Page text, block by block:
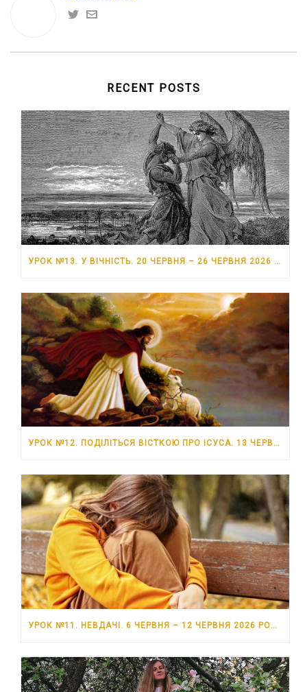
RECENT POSTS
УРОК №13. У ВІЧНІСТЬ. 20 ЧЕРВНЯ – 26 ЧЕРВНЯ 2026 РОКУ
УРОК №12. ПОДІЛІТЬСЯ ВІСТКОЮ ПРО ІСУСА. 13 ЧЕРВНЯ – 19 ЧЕРВНЯ 2026 РОКУ
УРОК №11. НЕВДАЧІ. 6 ЧЕРВНЯ – 12 ЧЕРВНЯ 2026 РОКУ